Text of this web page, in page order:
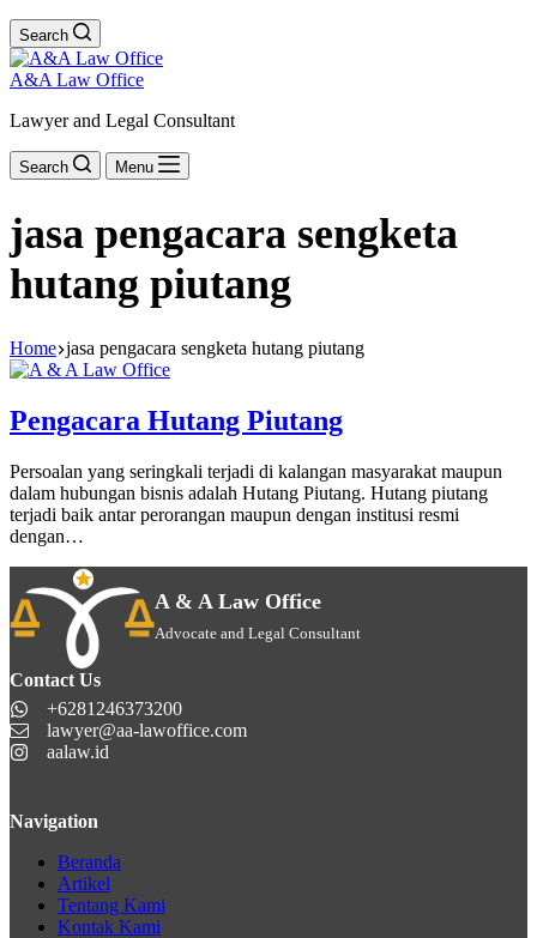
Search
A&A Law Office
Lawyer and Legal Consultant
Search Menu
jasa pengacara sengketa
hutang piutang
Home jasa pengacara sengketa hutang piutang
Pengacara Hutang Piutang
Persoalan yang seringkali terjadi di kalangan masyarakat maupun
dalam hubungan bisnis adalah Hutang Piutang. Hutang piutang
terjadi baik antar perorangan maupun dengan institusi resmi
dengan…
A & A Law Office
Advocate and Legal Consultant
Contact Us
+6281246373200
lawyer@aa-lawoffice.com
aalaw.id
Navigation
Beranda
Artikel
Tentang Kami
Kontak Kami